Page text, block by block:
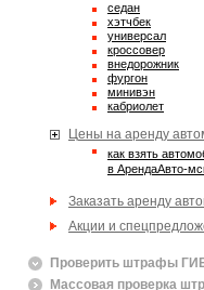
седан
хэтчбек
универсал
кроссовер
внедорожник
фургон
минивэн
кабриолет
Цены на аренду
Как взять автомобиль напрокат
в АрендаАвто-
Заказать аренду
Акции и
Проверить штрафы
Массовая проверка